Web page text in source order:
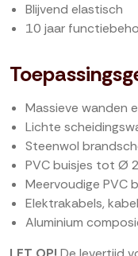
Blijvend elastisch
10 jaar
Massieve wanden
Lichte
Steenwol
PVC buisjes tot Ø
Meervoudige PVC
Elektrakabels,
Aluminium